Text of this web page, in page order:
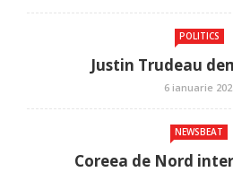
POLITICS
Justin Trudeau
6 ianuarie
NEWSBEAT
Coreea de Nord